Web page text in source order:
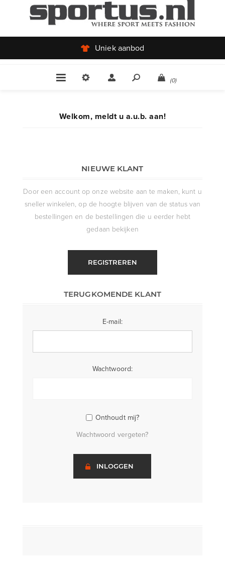
Uniek aanbod
(0)
Welkom, meldt u a.u.b. aan!
NIEUWE KLANT
Door een account op onze website aan te maken, kunt u
sneller winkelen, op de hoogte blijven van de status van
bestellingen en de bestellingen die u eerder hebt
gedaan bekijken
REGISTREREN
TERUGKOMENDE KLANT
E-mail:
Wachtwoord:
Onthoudt mij?
Wachtwoord vergeten?
INLOGGEN